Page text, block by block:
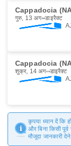
Cappadocia
गुरु, 13 अग॰ डाइरैक्ट
Cappadocia
शुक्र, 14 अग॰ डाइरैक्ट
कृपया ध्यान दें कि
और बिना किसी
मौजूदा जानकारी